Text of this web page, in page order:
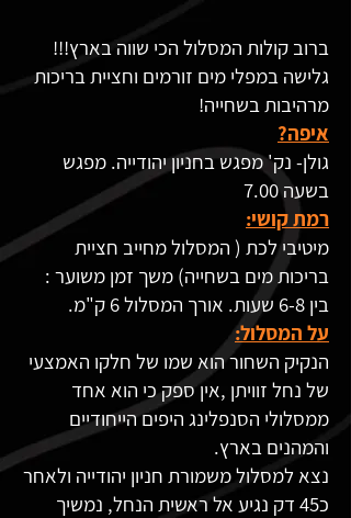
ברוב קולות המסלול הכי שווה בארץ!!!
גלישה במפלי מים זורמים וחציית בריכות
מרהיבות בשחייה!
איפה?
גולן- נק' מפגש בחניון יהודייה. מפגש
בשעה 7.00
רמת קושי:
מיטיבי לכת ( המסלול מחייב חציית
בריכות מים בשחייה) משך זמן משוער :
בין 6-8 שעות. אורך המסלול 6 ק"מ.
על המסלול:
הנקיק השחור הוא שמו של חלקו האמצעי
של נחל זוויתן ,אין ספק כי הוא אחד
ממסלולי הסנפלינג היפים הייחודיים
והמהנים בארץ.
נצא למסלול משמורת חניון יהודייה ולאחר
כ45 דק נגיע אל ראשית הנחל, נמשיך